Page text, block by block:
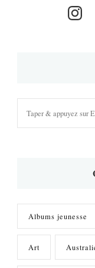
Albums jeunesse
Art